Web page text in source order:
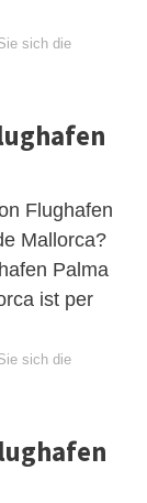
sich die
Flughafen
Mallorca?
Palma
ist per
sich die